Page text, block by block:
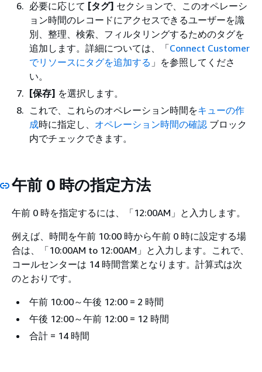
必要に応じて [タグ] セクションで、このオペレーシ
ョン時間のレコードにアクセスできるユーザーを識
別、整理、検索、フィルタリングするためのタグを
追加します。詳細については、「Connect Customer
でリソースにタグを追加する 」を参照してくださ
い。
[保存] を選択します。
これで、これらのオペレーション時間をキューの作
成時に指定し、 オペレーション時間の確認 ブロック
内でチェックできます。
午前 0 時の指定方法
午前 0 時を指定するには、「12:00AM」と入力します。
例えば、時間を午前 10:00 時から午前 0 時に設定する場
合は、「10:00AM to 12:00AM」と入力します。これで、
コールセンターは 14 時間営業となります。計算式は次
のとおりです。
午前 10:00～午後 12:00 = 2 時間
午後 12:00～午前 12:00 = 12 時間
合計 = 14 時間